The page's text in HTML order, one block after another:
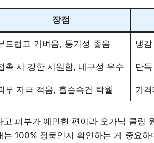
장점
드럽고 가벼움, 통기성 좋음 냉
촉 시 강한 시원함, 내구성 우수 단
부 자극 적음, 흡습속건 탁월 가
고 피부가 예민한 편이라 오가닉 쿨링
100% 정품인지 확인하는 게 중요